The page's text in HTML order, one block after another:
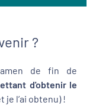
?
de fin de
d'obtenir le
je l’ai obtenu) !